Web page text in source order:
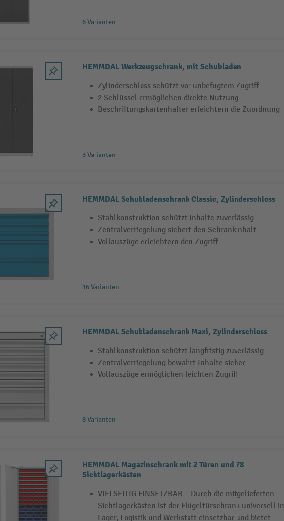
6 Varianten
HEMMDAL Werkzeugschrank, mit Schubladen
Zylinderschloss schützt vor unbefugtem Zugriff
2 Schlüssel ermöglichen direkte Nutzung
Beschriftungskartenhalter erleichtern die Zuordnung
3 Varianten
HEMMDAL Schubladenschrank Classic, Zylinderschloss
Stahlkonstruktion schützt Inhalte zuverlässig
Zentralverriegelung sichert den Schrankinhalt
Vollauszüge erleichtern den Zugriff
16 Varianten
HEMMDAL Schubladenschrank Maxi, Zylinderschloss
Stahlkonstruktion schützt langfristig zuverlässig
Zentralverriegelung bewahrt Inhalte sicher
Vollauszüge ermöglichen leichten Zugriff
8 Varianten
HEMMDAL Magazinschrank mit 2 Türen und 78
Sichtlagerkästen
VIELSEITIG EINSETZBAR – Durch die mitgelieferten
Sichtlagerkästen ist der Flügeltürschrank universell in
Lager, Logistik und Werkstatt einsetzbar und bietet